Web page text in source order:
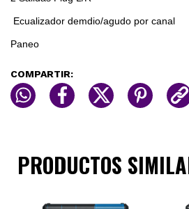
Ecualizador demdio/agudo por canal
Paneo
COMPARTIR:
PRODUCTOS